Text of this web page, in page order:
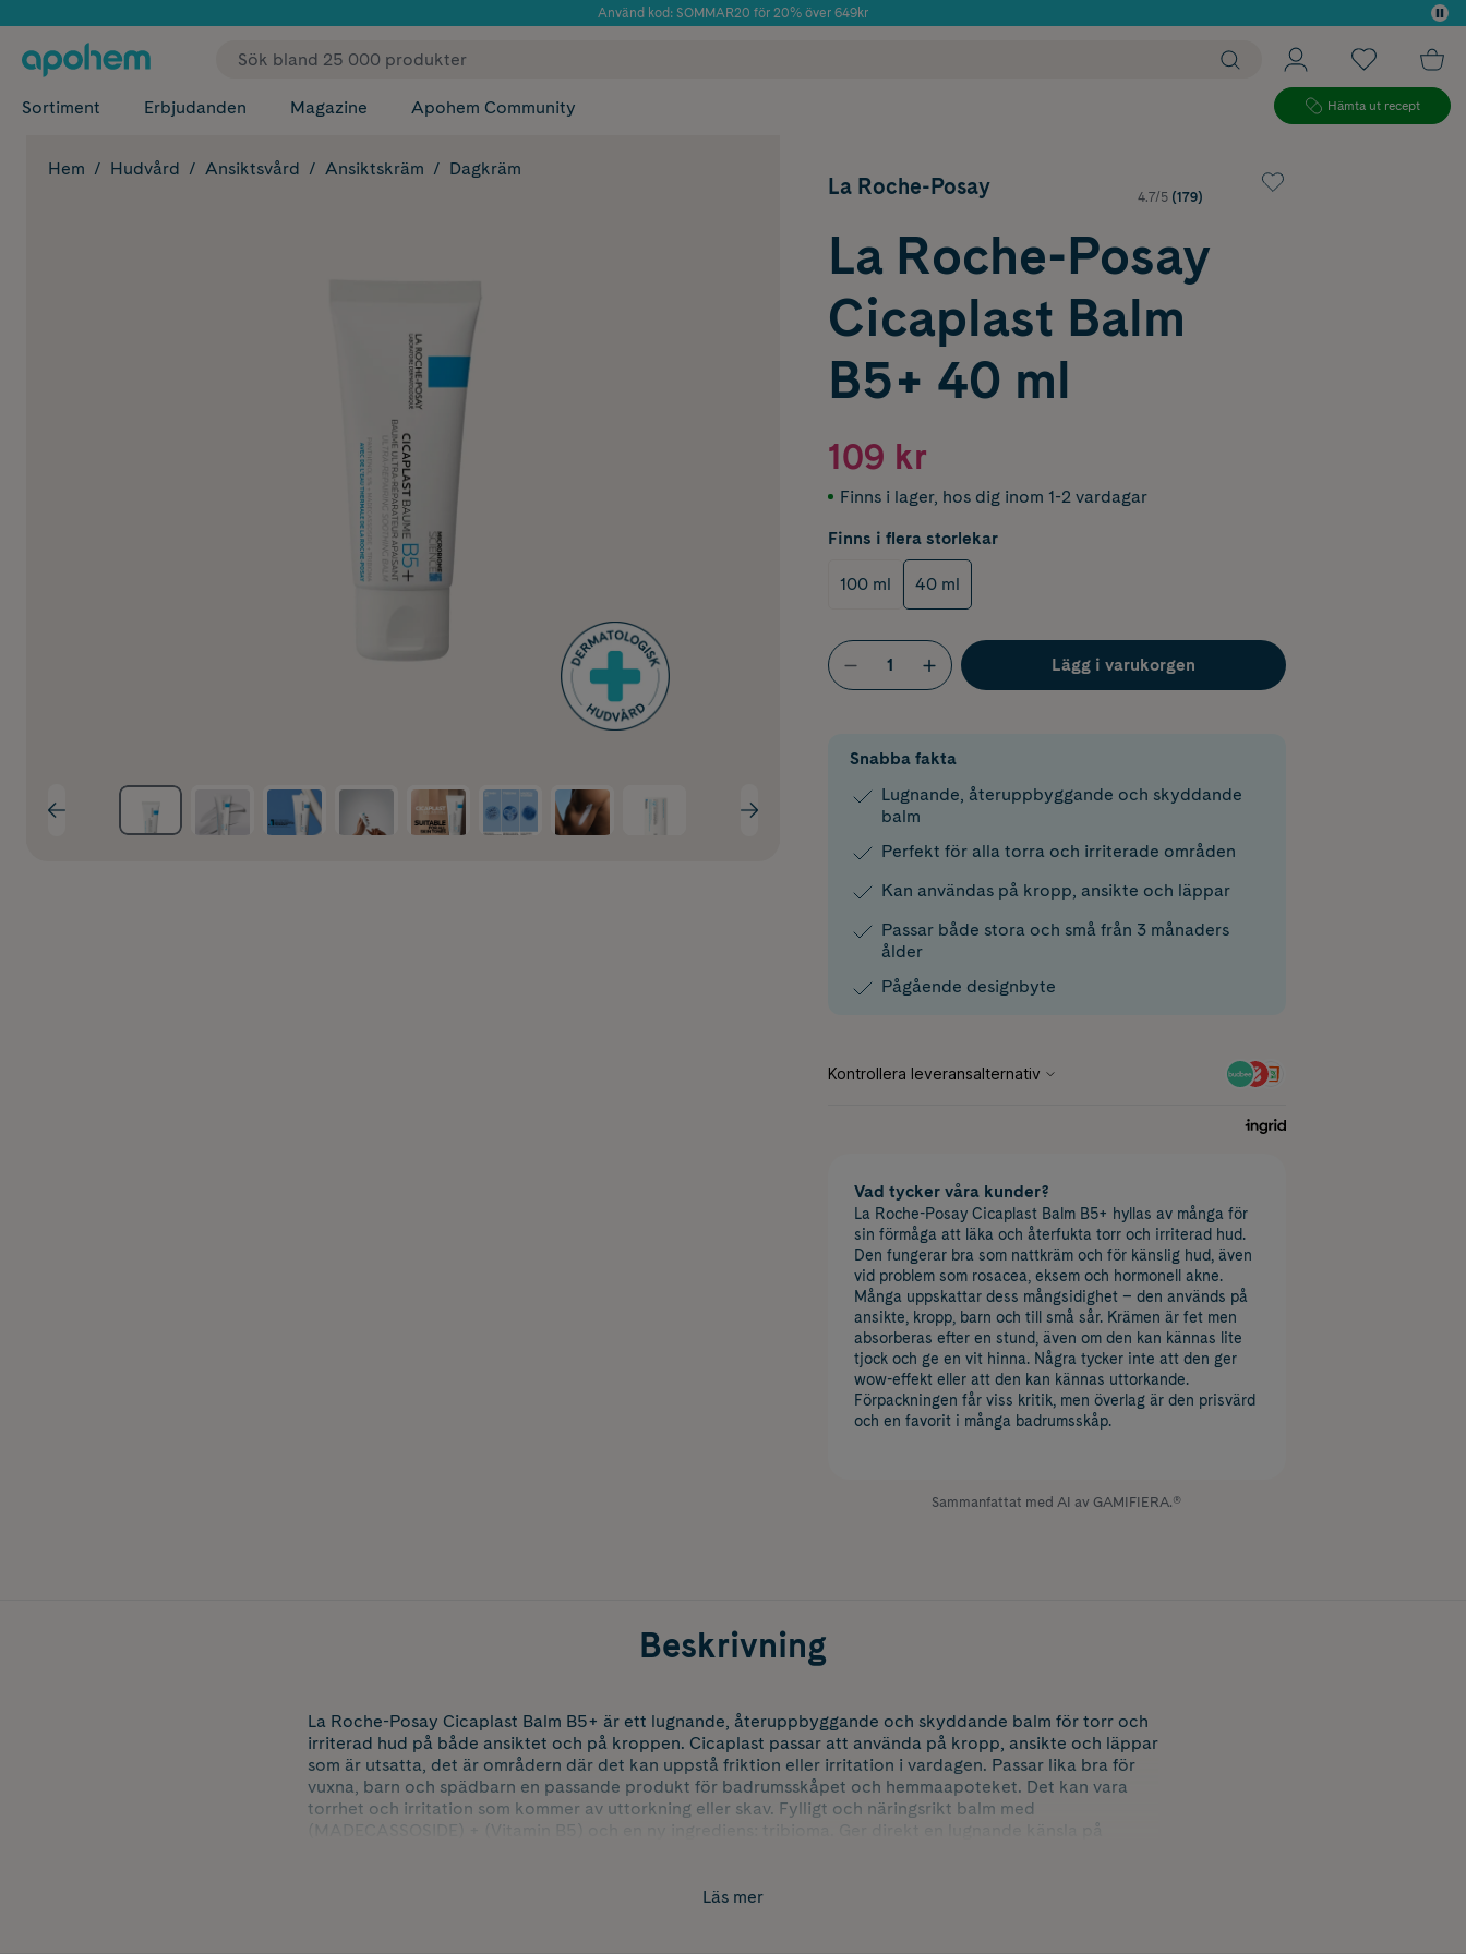
Använd kod: SOMMAR20 för 20% över 649kr
✓ Fri frakt
Sortiment Erbjudanden Magazine Apohem Community Hämta ut recept
Hem Hudvård Ansiktsvård Ansiktskräm Dagkräm
La Roche-Posay 4.7/5 (179)
La Roche-Posay
Cicaplast Balm
B5+ 40 ml
109 kr
Finns i lager, hos dig inom 1-2 vardagar
Finns i flera storlekar
100 ml 40 ml
Lägg i varukorgen
Snabba fakta
Lugnande, återuppbyggande och skyddande
balm
Perfekt för alla torra och irriterade områden
Kan användas på kropp, ansikte och läppar
Passar både stora och små från 3 månaders
ålder
Pågående designbyte
Vad tycker våra kunder?
La Roche-Posay Cicaplast Balm B5+ hyllas av många för
sin förmåga att läka och återfukta torr och irriterad hud.
Den fungerar bra som nattkräm och för känslig hud, även
vid problem som rosacea, eksem och hormonell akne.
Många uppskattar dess mångsidighet – den används på
ansikte, kropp, barn och till små sår. Krämen är fet men
absorberas efter en stund, även om den kan kännas lite
tjock och ge en vit hinna. Några tycker inte att den ger
wow-effekt eller att den kan kännas uttorkande.
Förpackningen får viss kritik, men överlag är den prisvärd
och en favorit i många badrumsskåp.
Sammanfattat med AI av GAMIFIERA.®
Beskrivning
La Roche-Posay Cicaplast Balm B5+ är ett lugnande, återuppbyggande och skyddande balm för torr och
irriterad hud på både ansiktet och på kroppen. Cicaplast passar att använda på kropp, ansikte och läppar
som är utsatta, det är områdern där det kan uppstå friktion eller irritation i vardagen. Passar lika bra för
vuxna, barn och spädbarn en passande produkt för badrumsskåpet och hemmaapoteket. Det kan vara
torrhet och irritation som kommer av uttorkning eller skav. Fylligt och näringsrikt balm med
(MADECASSOSIDE) + (Vitamin B5) och en ny ingrediens: tribioma. Ger direkt en lugnande känsla på
Läs mer